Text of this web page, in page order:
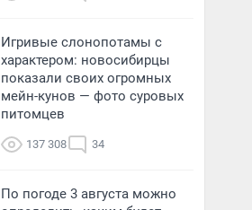
Игривые слонопотамы с
характером: новосибирцы
показали своих огромных
мейн-кунов — фото суровых
питомцев
137 308 34
По погоде 3 августа можно